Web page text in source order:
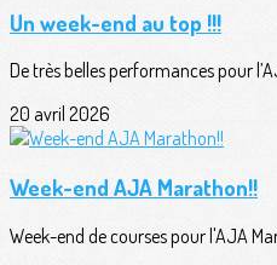
Un week-end au top !!!
De très belles performances pour
20 avril 2026
Week-end AJA Marathon!!
Week-end de courses pour l'AJA